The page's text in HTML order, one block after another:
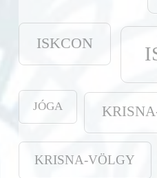
ISKCON
JÓGA
KRISNA-VÖLGY